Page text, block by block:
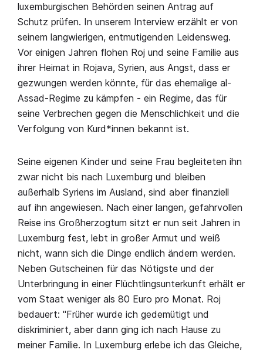
luxemburgischen Behörden seinen Antrag auf
Schutz prüfen. In unserem Interview erzählt er von
seinem langwierigen, entmutigenden Leidensweg.
Vor einigen Jahren flohen Roj und seine Familie aus
ihrer Heimat in Rojava, Syrien, aus Angst, dass er
gezwungen werden könnte, für das ehemalige al-
Assad-Regime zu kämpfen - ein Regime, das für
seine Verbrechen gegen die Menschlichkeit und die
Verfolgung von Kurd*innen bekannt ist.
Seine eigenen Kinder und seine Frau begleiteten ihn
zwar nicht bis nach Luxemburg und bleiben
außerhalb Syriens im Ausland, sind aber finanziell
auf ihn angewiesen. Nach einer langen, gefahrvollen
Reise ins Großherzogtum sitzt er nun seit Jahren in
Luxemburg fest, lebt in großer Armut und weiß
nicht, wann sich die Dinge endlich ändern werden.
Neben Gutscheinen für das Nötigste und der
Unterbringung in einer Flüchtlingsunterkunft erhält er
vom Staat weniger als 80 Euro pro Monat. Roj
bedauert: "Früher wurde ich gedemütigt und
diskriminiert, aber dann ging ich nach Hause zu
meiner Familie. In Luxemburg erlebe ich das Gleiche,